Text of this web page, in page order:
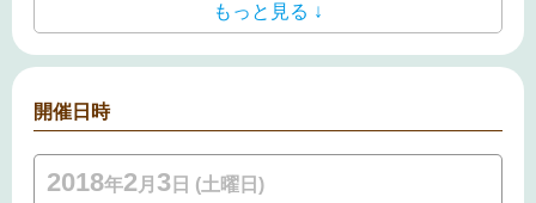
もっと見る ↓
開催日時
2018年2月 3 日 (土曜日)